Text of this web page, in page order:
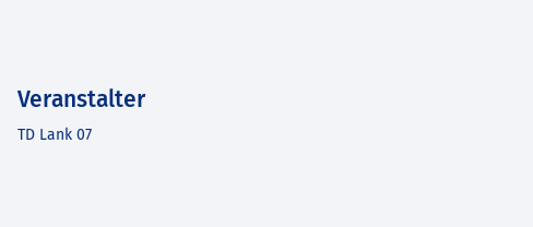
Veranstalter
TD Lank 07